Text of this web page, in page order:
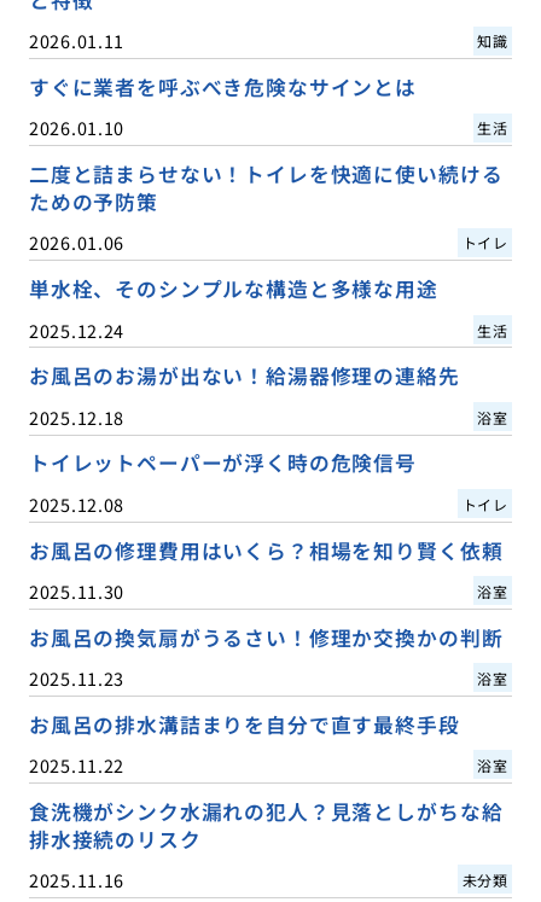
2026.01.11 知識
すぐに業者を呼ぶべき危険なサインとは
2026.01.10 生活
二度と詰まらせない！トイレを快適に使い続ける
ための予防策
2026.01.06 トイレ
単水栓、そのシンプルな構造と多様な用途
2025.12.24 生活
お風呂のお湯が出ない！給湯器修理の連絡先
2025.12.18 浴室
トイレットペーパーが浮く時の危険信号
2025.12.08 トイレ
お風呂の修理費用はいくら？相場を知り賢く依頼
2025.11.30 浴室
お風呂の換気扇がうるさい！修理か交換かの判断
2025.11.23 浴室
お風呂の排水溝詰まりを自分で直す最終手段
2025.11.22 浴室
食洗機がシンク水漏れの犯人？見落としがちな給
排水接続のリスク
2025.11.16 未分類